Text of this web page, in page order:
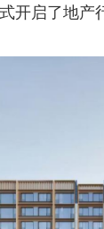
开启了地产